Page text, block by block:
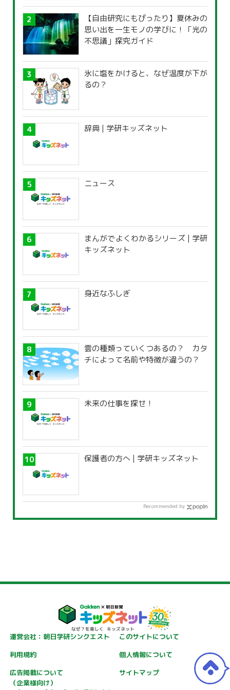
【自由研究にもぴったり】夏休みの
思い出を一生モノの学びに！「光の
不思議」探究ガイド
氷に塩をかけると、なぜ温度が下が
るの？
辞典 | 学研キッズネット
ニュース
まんがでよくわかるシリーズ | 学研
キッズネット
身近なふしぎ
雲の種類っていくつあるの？ カタ
チによって名前や特徴が違うの？
未来の仕事を探せ！
保護者の方へ | 学研キッズネット
Recommended by
運営会社：朝日学研シンクエスト
このサイトについて
利用規約
個人情報について
広告掲載について
（企業様向け）
サイトマップ